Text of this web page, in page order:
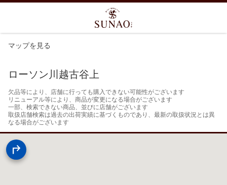
マップを見る
ローソン川越古谷上
欠品等により、店舗に行っても購入できない可能性がございます
リニューアル等により、商品が変更になる場合がございます
一部、検索できない商品、並びに店舗がございます
取扱店舗検索は過去の出荷実績に基づくものであり、最新の取扱状況とは異
なる場合がございます